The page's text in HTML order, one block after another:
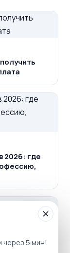
2026: где
получить
через 5 мин!